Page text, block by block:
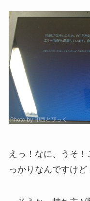
えっ！なに、うそ
っかりなんですけど